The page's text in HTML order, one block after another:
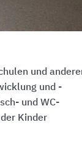
und
und -
und WC-
Kinder